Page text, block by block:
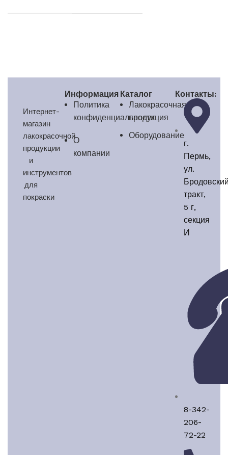
Интернет-
магазин
лакокрасочной
продукции
и
инструментов
для
покраски
Информация
Политика
конфиденциальности
О
компании
Каталог
Лакокрасочная
продукция
Оборудование
Контакты:
г.
Пермь,
ул.
тракт,
5 г,
секция
И
8-342-
206-
72-22